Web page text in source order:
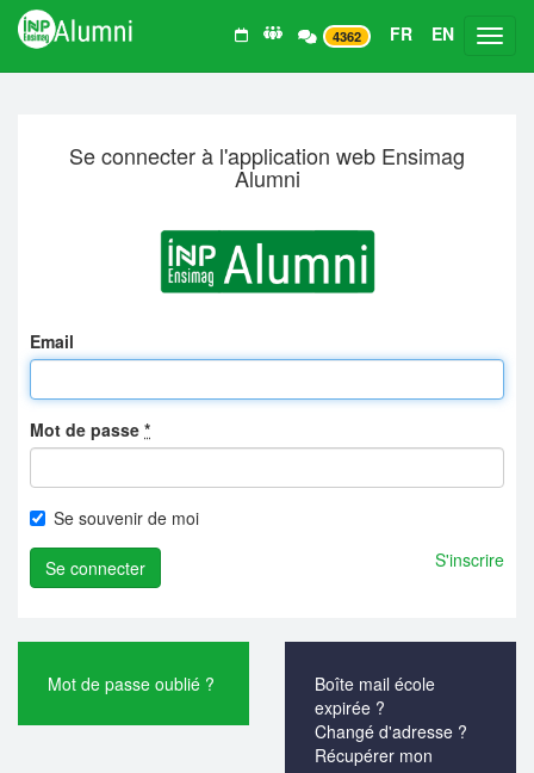
4362 FR EN
Se connecter à l'application web Ensimag
Alumni
Email
Mot de passe *
Se souvenir de moi
S'inscrire
Mot de passe oublié ?
Boîte mail école
expirée ?
Changé d'adresse ?
Récupérer mon